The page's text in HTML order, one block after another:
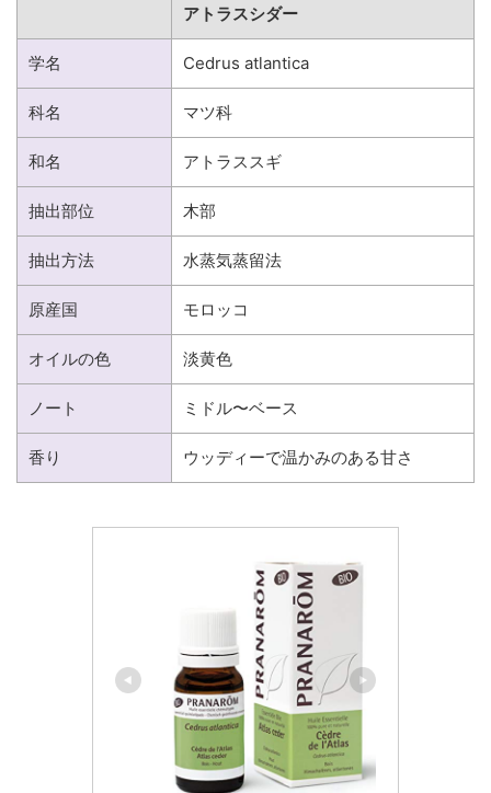
アトラスシダー
学名 Cedrus atlantica
科名 マツ科
和名 アトラススギ
抽出部位 木部
抽出方法 水蒸気蒸留法
原産国 モロッコ
オイルの色 淡黄色
ノート ミドル〜ベース
香り ウッディーで温かみのある甘さ